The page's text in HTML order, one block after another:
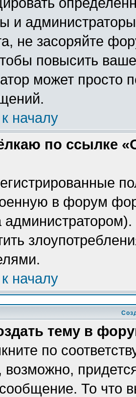
и
не засоряйте
повысить
может просто
началу
по ссылке
в форум
началу
тему в
по
сообщение. То что